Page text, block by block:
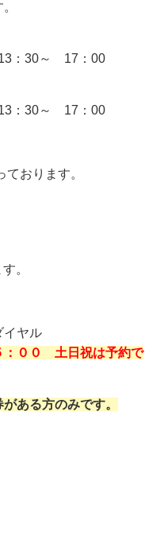
：30～ 17：00
：30～ 17：00
おります。
。
イヤル
００ 土日祝は予約で
ある方のみです。